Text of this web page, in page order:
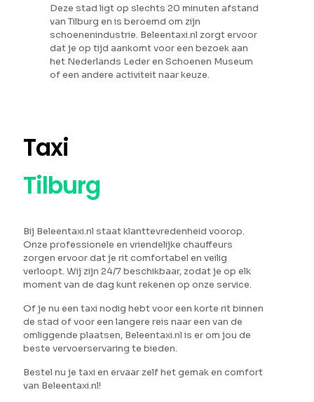
Deze stad ligt op slechts 20 minuten afstand
van Tilburg en is beroemd om zijn
schoenenindustrie. Beleentaxi.nl zorgt ervoor
dat je op tijd aankomt voor een bezoek aan
het Nederlands Leder en Schoenen Museum
of een andere activiteit naar keuze.
Taxi
Tilburg
Bij Beleentaxi.nl staat klanttevredenheid voorop.
Onze professionele en vriendelijke chauffeurs
zorgen ervoor dat je rit comfortabel en veilig
verloopt. Wij zijn 24/7 beschikbaar, zodat je op elk
moment van de dag kunt rekenen op onze service.
Of je nu een taxi nodig hebt voor een korte rit binnen
de stad of voor een langere reis naar een van de
omliggende plaatsen, Beleentaxi.nl is er om jou de
beste vervoerservaring te bieden.
Bestel nu je taxi en ervaar zelf het gemak en comfort
van Beleentaxi.nl!